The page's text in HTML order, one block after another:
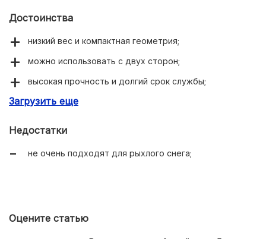
Достоинства
низкий вес и компактная геометрия;
можно использовать с двух сторон;
высокая прочность и долгий срок службы;
устойчивость к химическим реагентам.
Загрузить еще
Недостатки
не очень подходят для рыхлого снега;
Оцените статью